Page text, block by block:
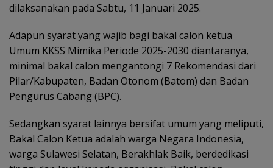
dilaksanakan pada Sabtu, 11 Januari 2025.
Adapun syarat yang wajib bagi bakal calon ketua
Umum KKSS Mimika Periode 2025-2030 diantaranya,
minimal bakal calon mengantongi 7 Rekomendasi dari
Pilar/Kabupaten, Badan Otonom (Batom) dan Badan
Pengurus Cabang (BPC).
Sedangkan syarat lainnya bersifat umum yang meliputi,
Bakal Calon Ketua adalah warga Negara Indonesia,
warga Sulawesi Selatan, Berakhlak Baik, berdedikasi